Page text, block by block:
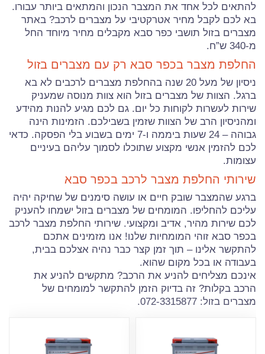
להתאים לכל אחד את המצבר הנכון והמתאים ביותר עבורו.
בא לכם לקבל מחיר אטרקטיבי על מצברים לרכב? באתר
מצברים בזול תושבי כפר סבא מקבלים מחיר מיוחד החל
מ-340 ש”ח.
החלפת מצבר בכפר סבא רק עם מצברים בזול
ניסיון של מעל 20 שנה בהחלפת מצברים לרכבים לא בא
ברגל. הצוות של מצברים בזול הוא צוות מנוסה שמעניק
שירות לעשרות לקוחות כל יום. גם לכם מגיע להנות מהידע
ומהניסיון הרב של הצוות שזמין בשבילכם. הזמינות הינה
גבוהה – 24 שעות ביממה ו-7 ימים בשבוע בלי הפסקה. כדאי
לכם להזמין אנשי מקצוע שתוכלו לסמוך עליהם בעיניים
עצומות.
שירותי החלפת מצבר לרכב בכפר סבא
ברגע שהמצבר שובק חיים או עושה סימנים של שחיקה יהיה
עליכם להחליפו. המומחים של מצברים בזול ישמחו להעניק
לכם שירות מהיר, אדיב ומקצועי. שירותי החלפת מצבר לרכב
בכפר סבא זוהי המומחיות שלנו! אנו מזמינים אתכם
להתקשר אלינו – תוך זמן קצר כבר נהיה אצלכם בבית,
בעבודה או בכל מקום שהוא.
אינכם מצליחים להניע את הרכב? מתקשים להניע את
הרכב בקלות? זה בדיוק הזמן להתקשר למומחים של
מצברים בזול: 072-3315877.